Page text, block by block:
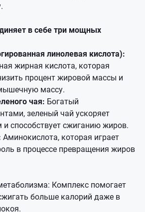
в себе три мощных
линолевая кислота):
жирная кислота, которая
процент жировой массы и
массу.
чая: Богатый
зеленый чай ускоряет
и способствует сжиганию жиров.
Аминокислота, которая играет
в процессе превращения жиров
Комплекс помогает
больше калорий даже в